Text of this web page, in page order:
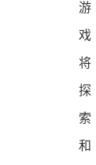
游
戏
将
探
索
和